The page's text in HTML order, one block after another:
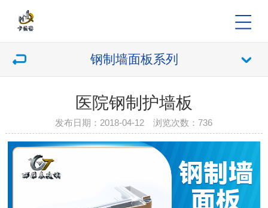
钢制墙面板系列
医院钢制护墙板
发布日期：2018-04-12 浏览次数：736